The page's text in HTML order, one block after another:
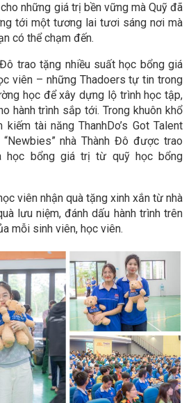
những giá trị bền vững mà Quỹ đã
tới một tương lai tươi sáng nơi mà
có thể chạm đến.
trao tặng nhiều suất học bổng giá
viên – những Thadoers tự tin trong
học để xây dựng lộ trình học tập,
hành trình sắp tới. Trong khuôn khổ
tài năng ThanhDo’s Got Talent
nhà Thành Đô được trao
học bổng giá trị từ quỹ học bổng
viên nhận quà tặng xinh xắn từ nhà
lưu niệm, đánh dấu hành trình trên
mỗi sinh viên, học viên.